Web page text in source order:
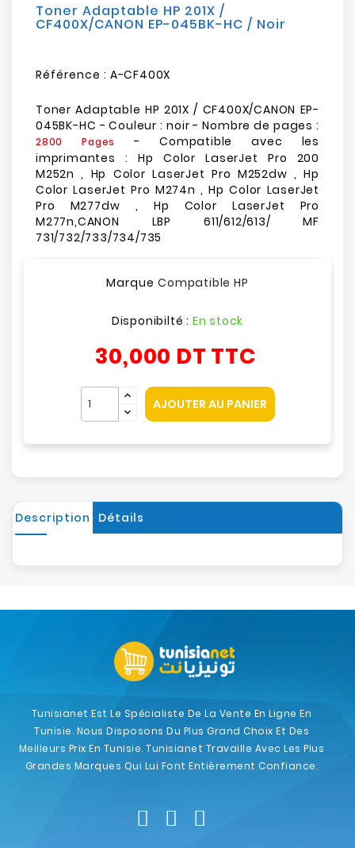
Toner Adaptable HP 201X /
CF400X/CANON EP-045BK-HC / Noir
Référence : A-CF400X
Toner Adaptable HP 201X / CF400X/CANON EP-
045BK-HC - Couleur : noir - Nombre de pages :
2800 Pages
- Compatible avec les
imprimantes : Hp Color LaserJet Pro 200
M252n , Hp Color LaserJet Pro M252dw , Hp
Color LaserJet Pro M274n , Hp Color LaserJet
Pro M277dw , Hp Color LaserJet Pro
M277n,CANON LBP 611/612/613/ MF
731/732/733/734/735
Marque Compatible HP
Disponibilté : En stock
30,000 DT TTC
AJOUTER AU PANIER
Description Détails
Tunisianet Est Le Spécialiste De La Vente En Ligne En
Tunisie. Nous Disposons Du Plus Grand Choix Et Des
Meilleurs Prix En Tunisie. Tunisianet Travaille Avec Les Plus
Grandes Marques Qui Lui Font Entièrement Confiance.